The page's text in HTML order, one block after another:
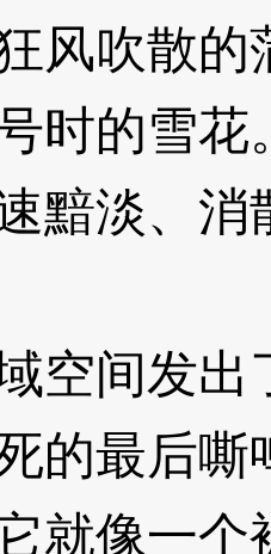
吹散的
时的雪花
淡、消
间发出
的最后嘶
像一个